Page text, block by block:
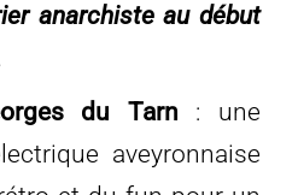
anarchiste au début
du Tarn : une
aveyronnaise